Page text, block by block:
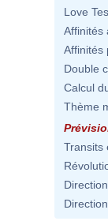
Love
Affinités
Affinités
Double
Calcul
Thème
Transits